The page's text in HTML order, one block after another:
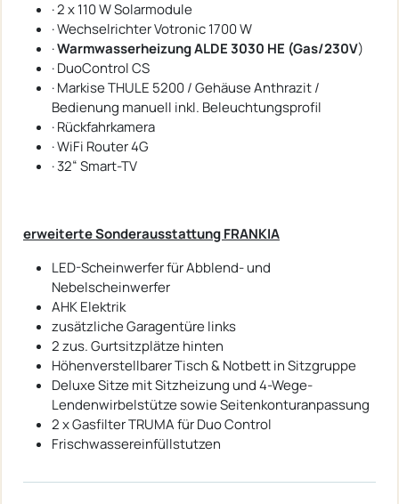
· 2 x 110 W Solarmodule
· Wechselrichter Votronic 1700 W
·Warmwasserheizung ALDE 3030 HE (Gas/230V)
· DuoControl CS
· Markise THULE 5200 / Gehäuse Anthrazit /
Bedienung manuell inkl. Beleuchtungsprofil
· Rückfahrkamera
· WiFi Router 4G
· 32“ Smart-TV
erweiterte Sonderausstattung FRANKIA
LED-Scheinwerfer für Abblend- und
Nebelscheinwerfer
AHK Elektrik
zusätzliche Garagentüre links
2 zus. Gurtsitzplätze hinten
Höhenverstellbarer Tisch & Notbett in Sitzgruppe
Deluxe Sitze mit Sitzheizung und 4-Wege-
Lendenwirbelstütze sowie Seitenkonturanpassung
2 x Gasfilter TRUMA für Duo Control
Frischwassereinfüllstutzen